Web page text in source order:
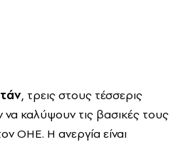
, τρεις στους τέσσερις
καλύψουν τις βασικές τους
ΟΗΕ. Η ανεργία είναι